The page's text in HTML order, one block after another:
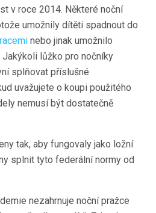
v roce 2014. Některé noční
umožnily dítěti spadnout do
nebo jinak umožnilo
lůžko pro nočníky
splňovat příslušné
uvažujete o koupi použitého
nemusí být dostatečně
tak, aby fungovaly jako ložní
splnit tyto federální normy od
nezahrnuje noční pražce